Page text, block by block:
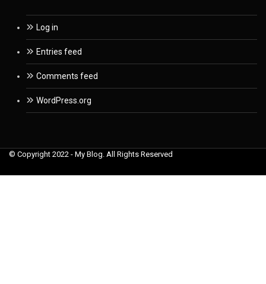
Log in
Entries feed
Comments feed
WordPress.org
© Copyright 2022 - My Blog. All Rights Reserved